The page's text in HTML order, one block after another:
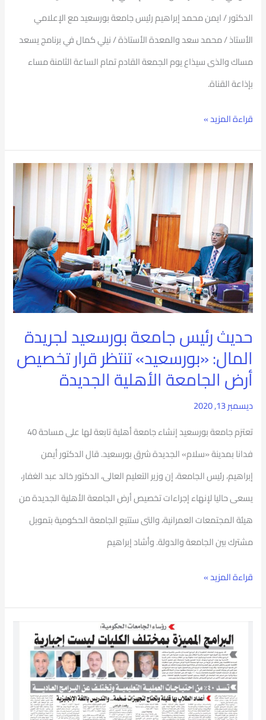
الدكتور / ايمن محمد إبراهيم رئيس جامعة بورسعيد مع الإعلامي
الأستاذ / محمد سعد والمعدة الأستاذة / نيلي كمال في برنامج يسعد
مساك والذى سيذاع يوم الجمعة القادم تمام الساعة الثامنة مساء
بإذاعة القناة.
قراءة المزيد »
حديث رئيس جامعة بورسعيد لجريدة
المال: «بورسعيد» تنتظر قرار تخصيص
أرض الجامعة الأهلية الجديدة
ديسمبر 13, 2020
تعتزم جامعة بورسعيد إنشاء جامعة أهلية تابعة لها على مساحة 40
فدانا بمدينة «سلام» الجديدة شرق بورسعيد. قال الدكتور أيمن
إبراهيم، رئيس الجامعة، إن وزير التعليم العالى، الدكتور خالد عبد الغفار،
يسعى حاليا لإنهاء إجراءات تخصيص أرض الجامعة الأهلية الجديدة من
هيئة المجتمعات العمرانية، والتى ستتبع الجامعة الحكومية بتمويل
مشترك بين الجامعة والدولة. وأشاد إبراهيم
حديث
رئيس
جامعة
بورسعيد
لجريدة
المال:
«بورسعيد»
قرار
تخصيص
أرض
الجامعة
الأهلية
الجديدة
قراءة المزيد »
رئيس
جامعة
بورسعيد